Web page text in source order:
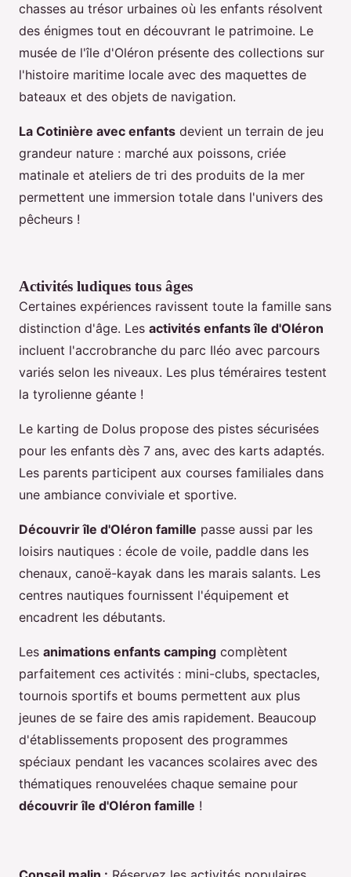
chasses au trésor urbaines où les enfants résolvent
des énigmes tout en découvrant le patrimoine. Le
musée de l'île d'Oléron présente des collections sur
l'histoire maritime locale avec des maquettes de
bateaux et des objets de navigation.
La Cotinière avec enfants devient un terrain de jeu
grandeur nature : marché aux poissons, criée
matinale et ateliers de tri des produits de la mer
permettent une immersion totale dans l'univers des
pêcheurs !
Activités ludiques tous âges
Certaines expériences ravissent toute la famille sans
distinction d'âge. Les activités enfants île d'Oléron
incluent l'accrobranche du parc Iléo avec parcours
variés selon les niveaux. Les plus téméraires testent
la tyrolienne géante !
Le karting de Dolus propose des pistes sécurisées
pour les enfants dès 7 ans, avec des karts adaptés.
Les parents participent aux courses familiales dans
une ambiance conviviale et sportive.
Découvrir île d'Oléron famille passe aussi par les
loisirs nautiques : école de voile, paddle dans les
chenaux, canoë-kayak dans les marais salants. Les
centres nautiques fournissent l'équipement et
encadrent les débutants.
Les animations enfants camping complètent
parfaitement ces activités : mini-clubs, spectacles,
tournois sportifs et boums permettent aux plus
jeunes de se faire des amis rapidement. Beaucoup
d'établissements proposent des programmes
spéciaux pendant les vacances scolaires avec des
thématiques renouvelées chaque semaine pour
découvrir île d'Oléron famille !